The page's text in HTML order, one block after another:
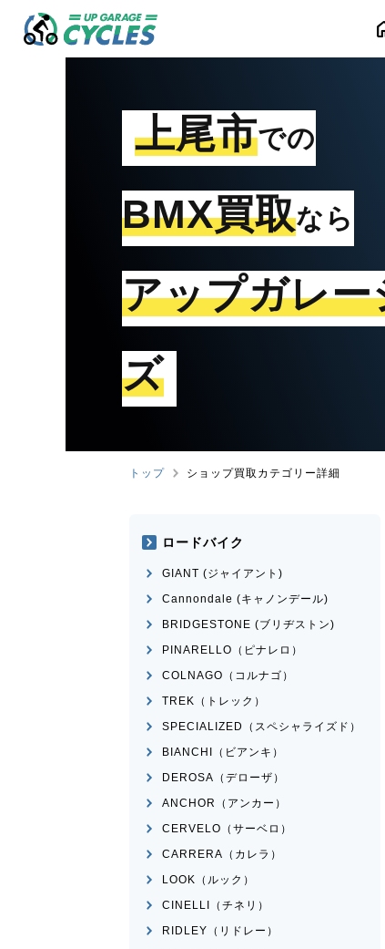
上尾市での
BMX買取なら
アップガレ
ズ
トップ ショップ買取カテゴリー詳細
BMX
MONGOOSEモデル不明
ロードバイク
GIANT (ジャイアント)
Cannondale (キャノンデール)
BRIDGESTONE (ブリヂストン)
PINARELLO（ピナレロ）
COLNAGO（コルナゴ）
TREK（トレック）
SPECIALIZED（スペシャライズド）
BIANCHI（ビアンキ）
DEROSA（デローザ）
ANCHOR（アンカー）
CERVELO（サーベロ）
CARRERA（カレラ）
LOOK（ルック）
CINELLI（チネリ）
RIDLEY（リドレー）